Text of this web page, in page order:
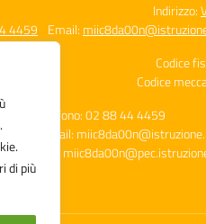
di più
Indirizzo:
4459 Email:
Codice
Codice
Telefono: 02 88 44 4459
E-mail:
PEC: